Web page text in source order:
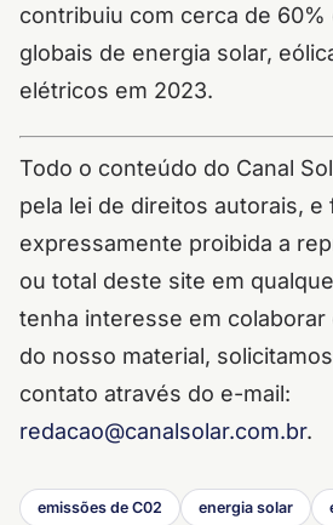
contribuiu com cerca de 60%
globais de energia solar,
elétricos em 2023.
Todo o conteúdo do Canal
pela lei de direitos autorais, e
expressamente proibida a
ou total deste site em
tenha interesse em
do nosso material,
contato através do e-mail:
redacao@canalsolar.com.br.
emissões de C02 energia solar